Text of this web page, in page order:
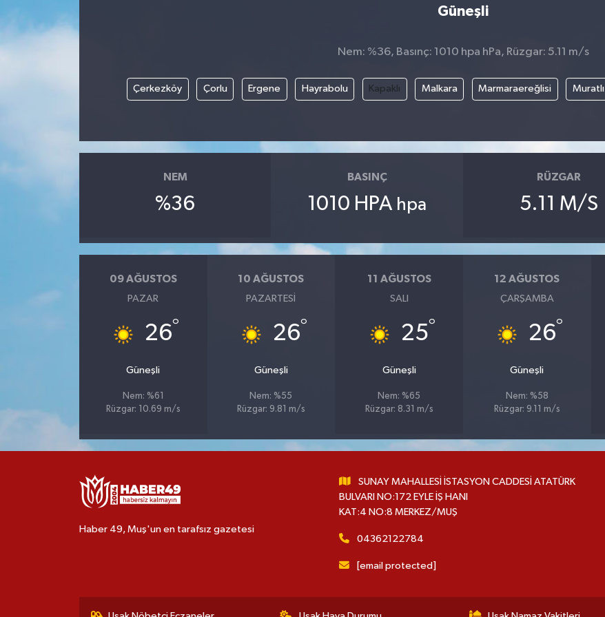
Güneşli
Nem: %36, Basınç: 1010 hpa hPa, Rüzgar: 5.11 m/s
Çerkezköy Çorlu Ergene Hayrabolu Kapaklı Malkara Marmaraereğlisi Muratlı
NEM
%36
BASINÇ
1010 HPA hpa
RÜZGAR
5.11 M/S
09 AĞUSTOS
PAZAR
26°
Güneşli
Nem: %61
Rüzgar: 10.69 m/s
10 AĞUSTOS
PAZARTESI
26°
Güneşli
Nem: %55
Rüzgar: 9.81 m/s
11 AĞUSTOS
SALI
25°
Güneşli
Nem: %65
Rüzgar: 8.31 m/s
12 AĞUSTOS
ÇARŞAMBA
26°
Güneşli
Nem: %58
Rüzgar: 9.11 m/s
Haber 49, Muş'un en tarafsız gazetesi
SUNAY MAHALLESİ İSTASYON CADDESİ ATATÜRK
BULVARI NO:172 EYLE İŞ HANI
KAT:4 NO:8 MERKEZ/MUŞ
04362122784
[email protected]
Siyaset